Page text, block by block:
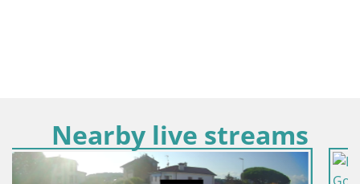
Nearby live streams